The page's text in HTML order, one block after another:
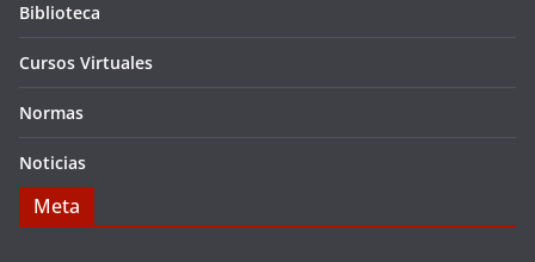
Biblioteca
Cursos Virtuales
Normas
Noticias
Meta